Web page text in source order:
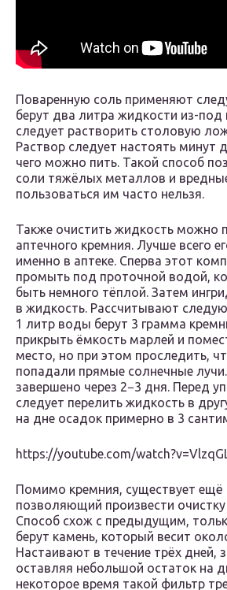
Поваренную соль применяют
берут два литра жидкости из-под
следует растворить столовую
Раствор следует настоять минут
чего можно пить. Такой способ
соли тяжёлых металлов и
пользоваться им часто нельзя.
Также очистить жидкость можно
аптечного кремния. Лучше всего
именно в аптеке. Сперва этот
промыть под проточной водой,
быть немного тёплой. Затем
в жидкость. Рассчитывают
1 литр воды берут 3 грамма
прикрыть ёмкость марлей и
место, но при этом проследить,
попадали прямые солнечные
завершено через 2−3 дня. Перед
следует перелить жидкость в
на дне осадок примерно в 3
https://youtube.com/
Помимо кремния, существует ещё
позволяющий произвести
Способ схож с предыдущим,
берут камень, который весит
Настаивают в течение трёх дней,
оставляя небольшой остаток на
некоторое время такой фильтр